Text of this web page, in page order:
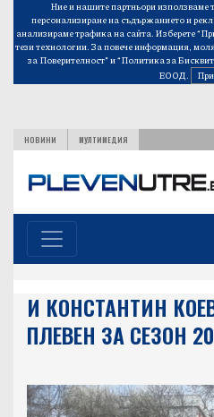
Ние и нашите партньори използваме
персонализиране на съдържанието и
анализираме трафика на сайта. Изберете
тези технологии. За повече информация,
за Поверителност”и“Политика за
ЕООД.
НОВИНИ МУЛТИМЕДИЯ
И КОНСТАНТИН
ПЛЕВЕН ЗА СЕЗОН